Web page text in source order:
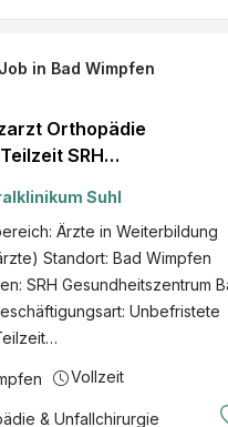
in Bad Wimpfen
Orthopädie
SRH
Wimpfen
Suhl
Ärzte in Weiterbildung
Standort: Bad Wimpfen
SRH Gesundheitszentrum
Unbefristete
Vollzeit
& Unfallchirurgie